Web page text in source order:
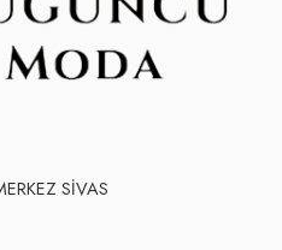
SİVAS